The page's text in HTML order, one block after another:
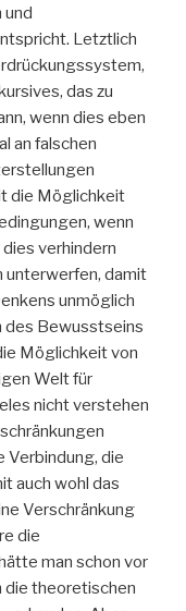
und
Letztlich
das zu
wenn dies eben
an falschen
die Möglichkeit
wenn
verhindern
unterwerfen, damit
unmöglich
des Bewusstseins
Möglichkeit von
Welt für
nicht verstehen
Verbindung, die
auch wohl das
Verschränkung
die
man schon vor
die theoretischen